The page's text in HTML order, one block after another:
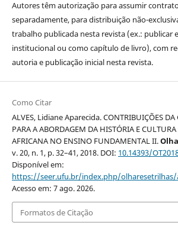
Autores têm autorização para assumir
separadamente, para distribuição não-
trabalho publicada nesta revista (ex.: publicar
institucional ou como capítulo de livro), com
autoria e publicação inicial nesta revista.
Como Citar
ALVES, Lidiane Aparecida. CONTRIBUIÇÕES DA
PARA A ABORDAGEM DA HISTÓRIA E
AFRICANA NO ENSINO FUNDAMENTAL II.
v. 20, n. 1, p. 32–41, 2018. DOI: 10.14393/
Disponível em:
https://seer.ufu.br/index.php/
Acesso em: 7 ago. 2026.
Formatos de Citação